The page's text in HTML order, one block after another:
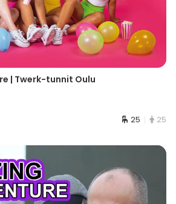
| Twerk-tunnit Oulu
25 25